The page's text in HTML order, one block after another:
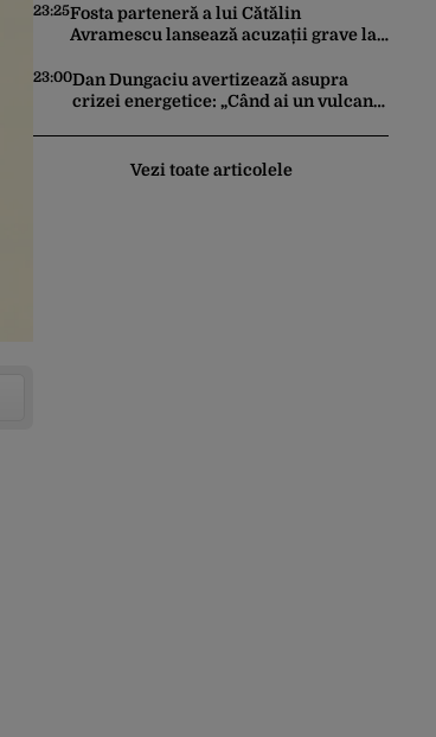
tensiunilor NATO-Rusia
23:25Fosta parteneră a lui Cătălin
Avramescu lansează acuzații grave la
sesizat DIICOT: „Făcea baie complet
dezbrăcat cu copiii”. Fostul consilier
23:00Dan Dungaciu avertizează asupra
crizei energetice: „Când ai un vulcan
Vezi toate articolele